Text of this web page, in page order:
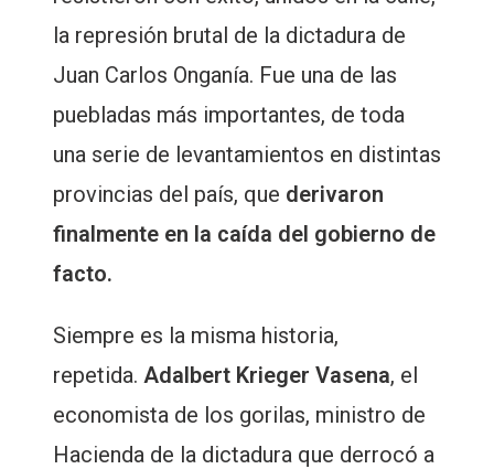
la represión brutal de la dictadura de
Juan Carlos Onganía. Fue una de las
puebladas más importantes, de toda
una serie de levantamientos en distintas
provincias del país, que derivaron
finalmente en la caída del gobierno de
facto.
Siempre es la misma historia,
repetida. Adalbert Krieger Vasena, el
economista de los gorilas, ministro de
Hacienda de la dictadura que derrocó a